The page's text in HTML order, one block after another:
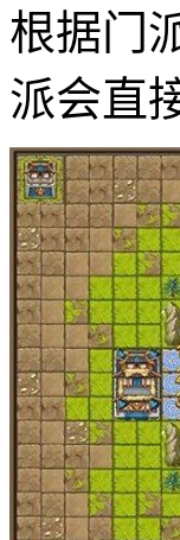
根据门
派会直